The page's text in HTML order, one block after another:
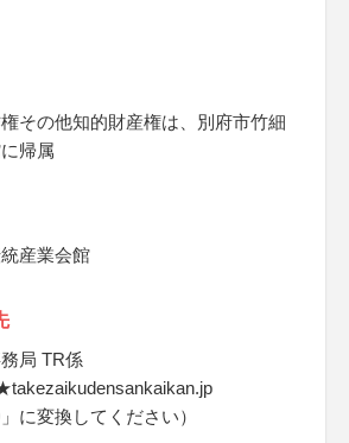
その他知的財産権は、別府市竹細
帰属
産業会館
局 TR係
に変換してください）